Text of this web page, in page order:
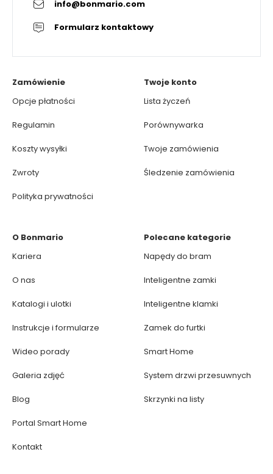
info@bonmario.com
Formularz kontaktowy
Zamówienie
Opcje płatności
Regulamin
Koszty wysyłki
Zwroty
Polityka prywatności
Twoje konto
Lista życzeń
Porównywarka
Twoje zamówienia
Śledzenie zamówienia
O Bonmario
Kariera
O nas
Katalogi i ulotki
Instrukcje i formularze
Wideo porady
Galeria zdjęć
Blog
Portal Smart Home
Kontakt
Polecane kategorie
Napędy do bram
Inteligentne zamki
Inteligentne klamki
Zamek do furtki
Smart Home
System drzwi przesuwnych
Skrzynki na listy